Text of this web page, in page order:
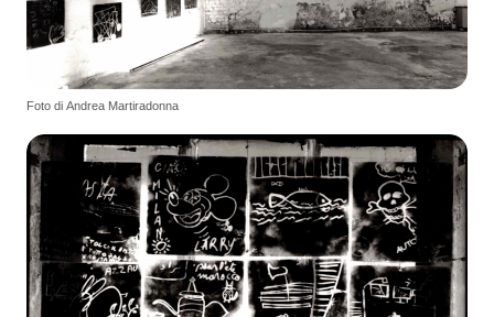
Foto di Andrea Martiradonna